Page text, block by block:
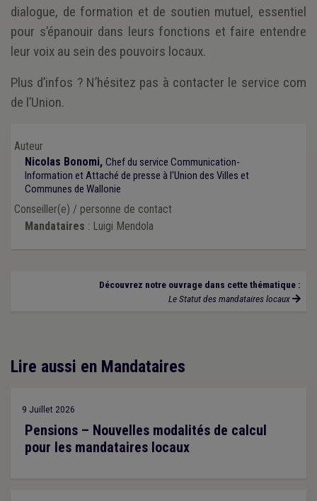
dialogue, de formation et de soutien mutuel, essentiel
pour s’épanouir dans leurs fonctions et faire entendre
leur voix au sein des pouvoirs locaux.
Plus d’infos ? N’hésitez pas à contacter le service com
de l’Union.
Auteur
Nicolas Bonomi, Chef du service Communication-
Information et Attaché de presse à l'Union des Villes et
Communes de Wallonie
Conseiller(e) / personne de contact
Mandataires : Luigi Mendola
Découvrez notre ouvrage dans cette thématique :
Le Statut des mandataires locaux
Lire aussi en Mandataires
9 Juillet 2026
Pensions – Nouvelles modalités de calcul
pour les mandataires locaux